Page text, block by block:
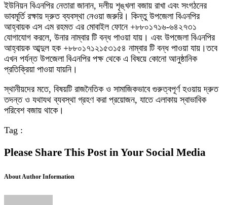
ইউনিয়ন বিএনপির নেতারা জানান, দলীয় শৃঙ্খলা বজায় রাখা এবং সংগঠনের
ভাবমূর্তি রক্ষায় দ্রুত ব্যবস্থা নেওয়া জরুরি। কিন্তু উপজেলা বিএনপির
আহ্বায়ক এস এম রহমত এর মোবাইল ফোনে +৮৮০১৭১৬-৬৪২৭৩১
যোগাযোগ করলে, উনার নাম্বার টি বন্ধ পাওয়া যায়। এবং উপজেলা বিএনপির
আহ্বায়ক আব্দুল হক +৮৮০১৭১২১৫৩১৫৪ নাম্বার টি বন্ধ পাওয়া যায়।তবে
এখন পর্যন্ত উপজেলা বিএনপির পক্ষ থেকে এ বিষয়ে কোনো আনুষ্ঠানিক
প্রতিক্রিয়া পাওয়া যায়নি।
স্থানীয়দের মতে, বিষয়টি রাজনৈতিক ও সামাজিকভাবে গুরুত্বপূর্ণ হওয়ায় দ্রুত
তদন্ত ও যথাযথ ব্যবস্থা গ্রহণ করা প্রয়োজন, যাতে এলাকায় স্বাভাবিক
পরিবেশ বজায় থাকে।
Tag :
Please Share This Post in Your Social Media
About Author Information